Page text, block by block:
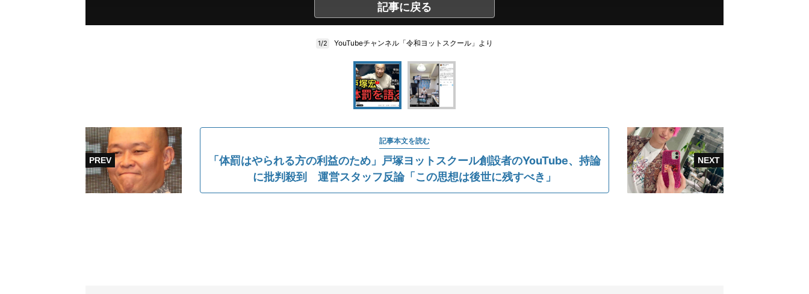
記事に戻る
1/2 YouTubeチャンネル「令和ヨットスクール」より
記事本文を読む
「体罰はやられる方の利益のため」戸塚ヨットスクール創設者のYouTube、持論
に批判殺到 運営スタッフ反論「この思想は後世に残すべき」